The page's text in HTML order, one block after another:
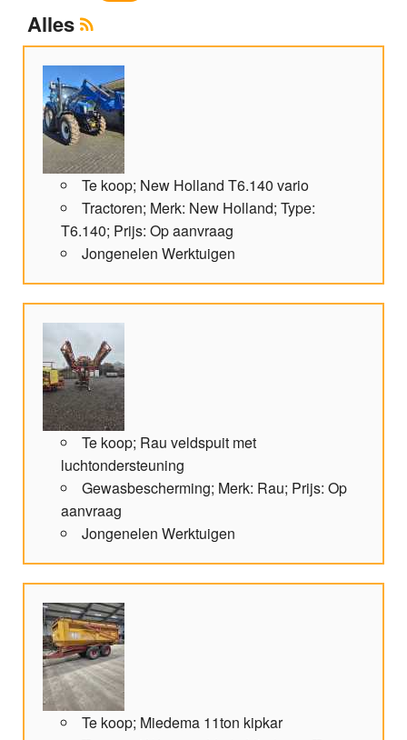
Alles
Te koop; New Holland T6.140 vario
Tractoren; Merk: New Holland; Type:
T6.140; Prijs: Op aanvraag
Jongenelen Werktuigen
Te koop; Rau veldspuit met
luchtondersteuning
Gewasbescherming; Merk: Rau; Prijs: Op
aanvraag
Jongenelen Werktuigen
Te koop; Miedema 11ton kipkar